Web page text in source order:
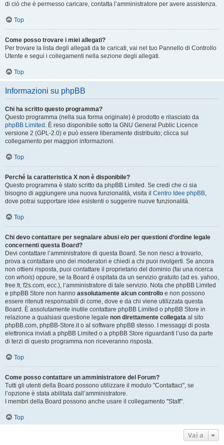
di ciò che è permesso caricare, contatta l’amministratore per avere assistenza.
Top
Come posso trovare i miei allegati?
Per trovare la lista degli allegati da te caricati, vai nel tuo Pannello di Controllo
Utente e segui i collegamenti nella sezione degli allegati.
Top
Informazioni su phpBB
Chi ha scritto questo programma?
Questo programma (nella sua forma originale) è prodotto e rilasciato da
phpBB Limited . È reso disponibile sotto la GNU General Public Licence
versione 2 (GPL-2.0) e può essere liberamente distribuito; clicca sul
collegamento per maggiori informazioni.
Top
Perché la caratteristica X non è disponibile?
Questo programma è stato scritto da phpBB Limited. Se credi che ci sia
bisogno di aggiungere una nuova funzionalità, visita il Centro Idee phpBB,
dove potrai supportare idee esistenti o suggerire nuove funzionalità.
Top
Chi devo contattare per segnalare abusi e/o per questioni d’ordine legale
concernenti questa Board?
Devi contattare l’amministratore di questa Board. Se non riesci a trovarlo,
prova a contattare uno dei moderatori e chiedi a chi puoi rivolgerti. Se ancora
non ottieni risposta, puoi contattare il proprietario del dominio (fai una ricerca
con whois) oppure, se la Board è ospitata da un servizio gratuito (ad es. yahoo,
free.fr, f2s.com, ecc.), l’amministratore di tale servizio. Nota che phpBB Limited
e phpBB Store non hanno assolutamente alcun controllo e non possono
essere ritenuti responsabili di come, dove e da chi viene utilizzata questa
Board. È assolutamente inutile contattare phpBB Limited o phpBB Store in
relazione a qualsiasi questione legale non direttamente collegata al sito
phpBB.com, phpBB-Store.it o al software phpBB stesso. I messaggi di posta
elettronica inviati a phpBB Limited o a phpBB Store riguardanti l’uso da parte
di terzi di questo programma non riceveranno risposta.
Top
Come posso contattare un amministratore del Forum?
Tutti gli utenti della Board possono utilizzare il modulo "Contattaci", se
l’opzione è stata abilitata dall’amministratore.
I membri della Board possono anche usare il collegamento "Staff".
Top
Vai a